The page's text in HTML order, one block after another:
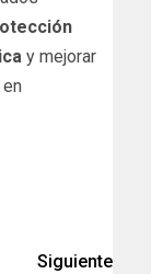
y mejorar
Siguiente